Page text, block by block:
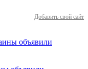
Добавить свой сайт